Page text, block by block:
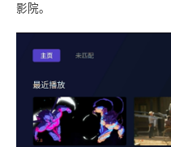
影院。